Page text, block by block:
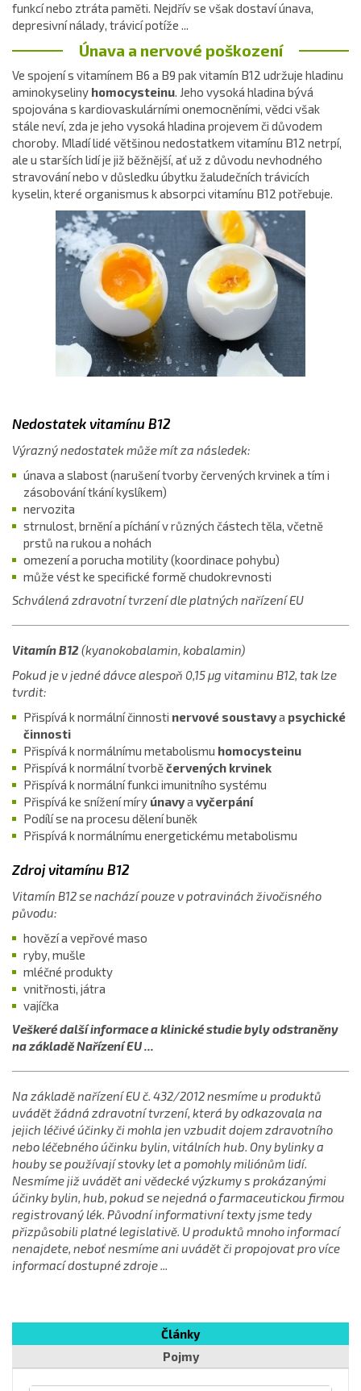
funkcí nebo ztráta paměti. Nejdřív se však dostaví únava,
depresivní nálady, trávicí potíže ...
Únava a nervové poškození
Ve spojení s vitamínem B6 a B9 pak vitamín B12 udržuje hladinu
aminokyseliny homocysteinu. Jeho vysoká hladina bývá
spojována s kardiovaskulárními onemocněními, vědci však
stále neví, zda je jeho vysoká hladina projevem či důvodem
choroby. Mladí lidé většinou nedostatkem vitamínu B12 netrpí,
ale u starších lidí je již běžnější, ať už z důvodu nevhodného
stravování nebo v důsledku úbytku žaludečních trávicích
kyselin, které organismus k absorpci vitamínu B12 potřebuje.
Nedostatek vitamínu B12
Výrazný nedostatek může mít za následek:
únava a slabost (narušení tvorby červených krvinek a tím i
zásobování tkání kyslíkem)
nervozita
strnulost, brnění a píchání v různých částech těla, včetně
prstů na rukou a nohách
omezení a porucha motility (koordinace pohybu)
může vést ke specifické formě chudokrevnosti
Schválená zdravotní tvrzení dle platných nařízení EU
Vitamín B12(kyanokobalamin, kobalamin)
Pokud je v jedné dávce alespoň 0,15 μg vitaminu B12, tak lze
tvrdit:
Přispívá k normální činnosti nervové soustavya psychické
činnosti
Přispívá k normálnímu metabolismu homocysteinu
Přispívá k normální tvorběčervených krvinek
Přispívá k normální funkci imunitního systému
Přispívá ke snížení míry únavya vyčerpání
Podílí se na procesu dělení buněk
Přispívá k normálnímu energetickému metabolismu
Zdroj vitamínu B12
Vitamín B12 se nachází pouze v potravinách živočisného
původu:
hovězí a vepřové maso
ryby, mušle
mléčné produkty
vnitřnosti, játra
vajíčka
Veškeré další informace a klinické studie byly odstraněny
na základě Nařízení EU ...
Na základě nařízení EU č. 432/2012 nesmíme u produktů
uvádět žádná zdravotní tvrzení, která by odkazovala na
jejich léčivé účinky či mohla jen vzbudit dojem zdravotního
nebo léčebného účinku bylin, vitálních hub. Ony bylinky a
houby se používají stovky let a pomohly miliónům lidí.
Nesmíme již uvádět ani vědecké výzkumy s prokázanými
účinky bylin, hub, pokud se nejedná o farmaceutickou firmou
registrovaný lék. Původní informativní texty jsme tedy
přizpůsobili platné legislativě. U produktů mnoho informací
nenajdete, neboť nesmíme ani uvádět či propojovat pro více
informací dostupné zdroje ...
Články
Pojmy